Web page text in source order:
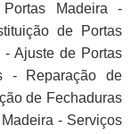
Portas Madeira -
de Portas
- Ajuste de Portas
- Reparação de
de Fechaduras
- Serviços